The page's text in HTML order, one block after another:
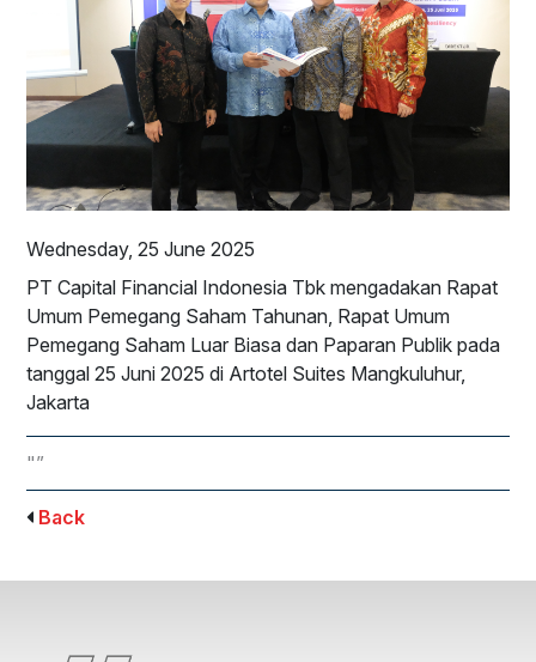
Wednesday, 25 June 2025
PT Capital Financial Indonesia Tbk mengadakan Rapat
Umum Pemegang Saham Tahunan, Rapat Umum
Pemegang Saham Luar Biasa dan Paparan Publik pada
tanggal 25 Juni 2025 di Artotel Suites Mangkuluhur,
Jakarta
"”
Back